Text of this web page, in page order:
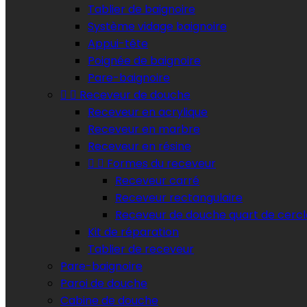
Tablier de baignoire
Système vidage baignoire
Appui-tête
Poignée de baignoire
Pare-baignoire
  Receveur de douche
Receveur en acrylique
Receveur en marbre
Receveur en résine
  Formes du receveur
Receveur carré
Receveur rectangulaire
Receveur de douche quart de
Kit de réparation
Tablier de receveur
Pare-baignoire
Paroi de douche
Cabine de douche